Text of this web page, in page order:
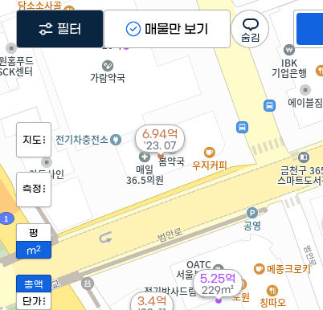
4억
178m²
5.25억
229m²
3.4억
6.94억
'23. 07
지도
측정
평
m2
총액
단가
필터 매물만 보기